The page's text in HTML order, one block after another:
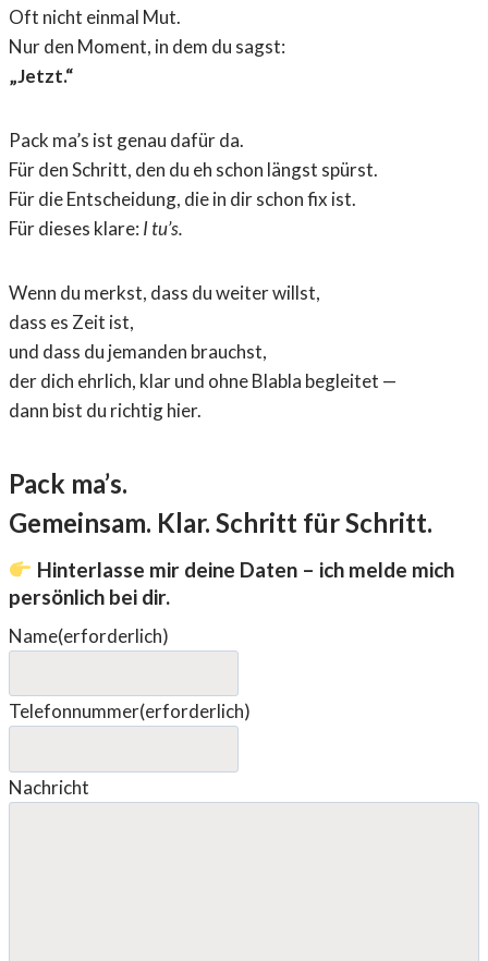
Oft nicht einmal Mut.
Nur den Moment, in dem du sagst:
„Jetzt.“
Pack ma’s ist genau dafür da.
Für den Schritt, den du eh schon längst spürst.
Für die Entscheidung, die in dir schon fix ist.
Für dieses klare: I tu’s.
Wenn du merkst, dass du weiter willst,
dass es Zeit ist,
und dass du jemanden brauchst,
der dich ehrlich, klar und ohne Blabla begleitet —
dann bist du richtig hier.
Pack ma’s.
Gemeinsam. Klar. Schritt für Schritt.
Hinterlasse mir deine Daten – ich melde mich
persönlich bei dir.
Name(erforderlich)
Telefonnummer(erforderlich)
Nachricht